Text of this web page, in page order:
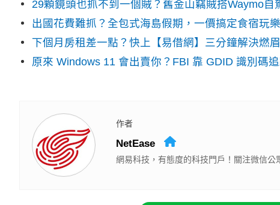
29顆鏡頭也抓不到一個賊？舊金山竊賊搭Waymo
出國花費難抓？全包式海島假期，一價搞定食宿玩
下個月房租差一點？快上【易借網】三分鐘解決燃
原來 Windows 11 會出賣你？FBI 靠 GDID 識別碼
作者
NetEase
網易科技，有態度的科技門戶！關注微信